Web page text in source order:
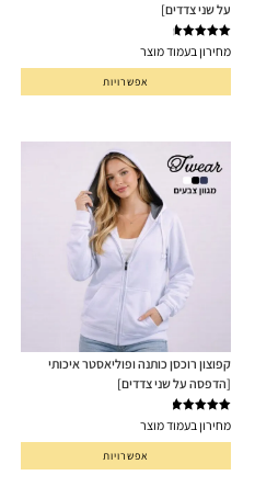
על שני צדדים]
דורג4.80
מחירון בעמוד מוצר
אפשרויות
קפוצון רוכסן כותנה ופוליאסטר איכותי
[הדפסה על שני צדדים]
דורג5.00
מחירון בעמוד מוצר
אפשרויות